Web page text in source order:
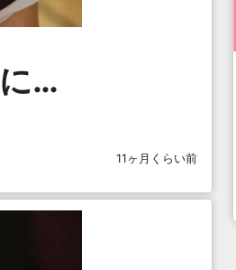
…
11ヶ月くらい前